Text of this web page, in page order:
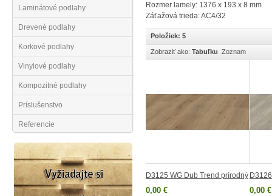
Laminátové podlahy
Drevené podlahy
Korkové podlahy
Vinylové podlahy
Kompozitné podlahy
Príslušenstvo
Referencie
Rozmer lamely: 1376 x 193 x 8 mm
Záťažová trieda: AC4/32
Položiek: 5
Zobraziť ako: Tabuľku Zoznam
D3125 WG Dub Trend prírodný
0,00 € 0,00 €